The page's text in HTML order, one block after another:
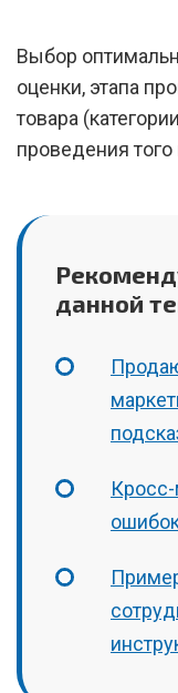
Выбор
оценки, этапа
товара
проведения
данной